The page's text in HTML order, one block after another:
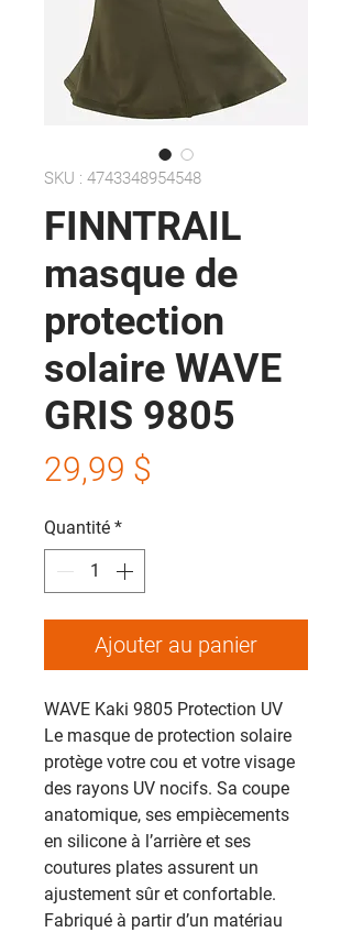
SKU : 4743348954548
FINNTRAIL
masque de
protection
solaire WAVE
GRIS 9805
29,99 $
Quantité *
Ajouter au panier
WAVE Kaki 9805 Protection UV
Le masque de protection solaire
protège votre cou et votre visage
des rayons UV nocifs. Sa coupe
anatomique, ses empiècements
en silicone à l’arrière et ses
coutures plates assurent un
ajustement sûr et confortable.
Fabriqué à partir d’un matériau